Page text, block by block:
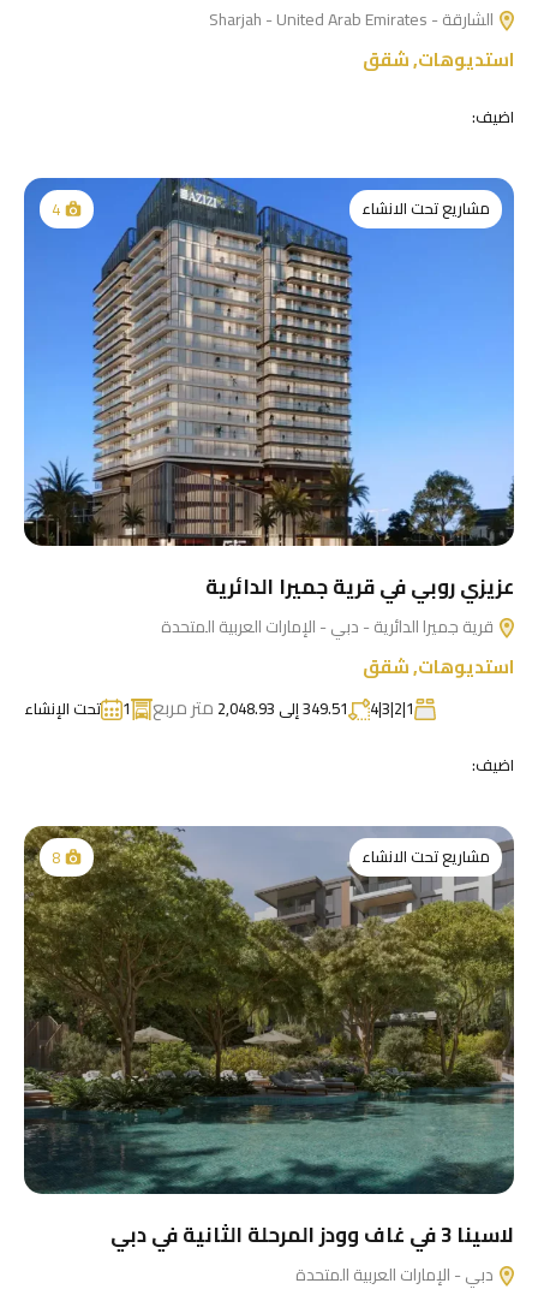
الشارقة - Sharjah - United Arab Emirates
استديوهات,شقق
اضيف:
مشاريع تحت الانشاء 4
عزيزي روبي في قرية جميرا الدائرية
قرية جميرا الدائرية - دبي - الإمارات العربية المتحدة
استديوهات,شقق
1|2|3|4 349.51 إلى 2,048.93 متر مربع 1
تحت الإنشاء
اضيف:
مشاريع تحت الانشاء 8
لاسينا 3 في غاف وودز المرحلة الثانية في دبي
دبي - الإمارات العربية المتحدة